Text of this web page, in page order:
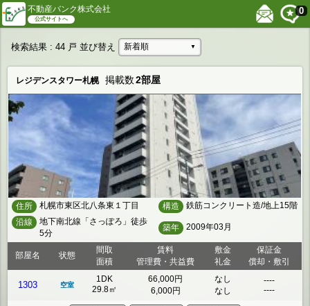
不動産バンク株式会社
公式サイトへ
0
検索結果 : 44 戸 並び替え 新着順 ▼
レジデンスタワー札幌 掲載数2部屋
住所 札幌市東区北八条東１丁目 構造
鉄筋コンクリート造/地上15階
沿線
地下南北線「さっぽろ」徒歩
5分
築年 2009年03月
部屋名 状態
間取
面積
賃料
管理費・共益費
敷金
礼金
保証金
償却・敷引
1303 空室
1DK
29.8㎡
66,000円
6,000円
なし
なし
----
----